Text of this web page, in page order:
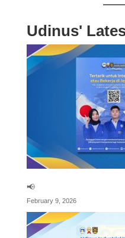
Udinus'
📢
February 9, 2026